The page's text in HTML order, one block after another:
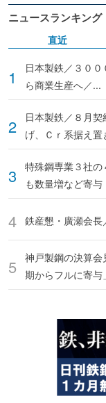
ニュースランキング
直近
日本製鉄／３０
ら商業生産へ／...
日本製鉄／８月
げ、Ｃｒ系据え置
特殊鋼専業３社
も数量増など寄与
鉄産懇・廣瀬会長
神戸製鋼の決算
期からフルに寄与」